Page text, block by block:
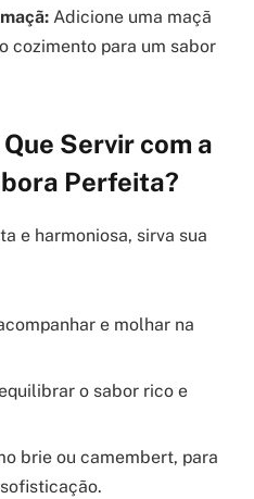
Adicione uma maçã
cozimento para um sabor
Servir com a
Perfeita?
e harmoniosa, sirva sua
e molhar na
o sabor rico e
brie ou camembert, para